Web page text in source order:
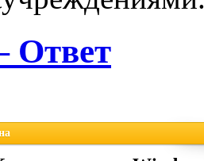
Ответ